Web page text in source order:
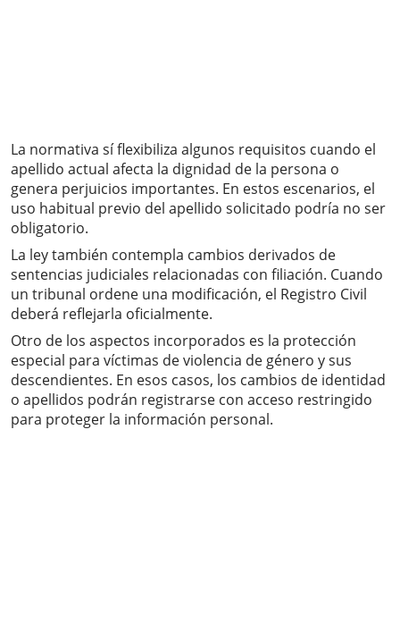
La normativa sí flexibiliza algunos requisitos cuando el
apellido actual afecta la dignidad de la persona o
genera perjuicios importantes. En estos escenarios, el
uso habitual previo del apellido solicitado podría no ser
obligatorio.
La ley también contempla cambios derivados de
sentencias judiciales relacionadas con filiación. Cuando
un tribunal ordene una modificación, el Registro Civil
deberá reflejarla oficialmente.
Otro de los aspectos incorporados es la protección
especial para víctimas de violencia de género y sus
descendientes. En esos casos, los cambios de identidad
o apellidos podrán registrarse con acceso restringido
para proteger la información personal.